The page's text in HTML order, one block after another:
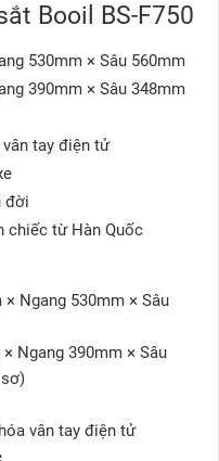
Booil BS-F750
530mm × Sâu 560mm
390mm × Sâu 348mm
tay điện tử
đời
chiếc từ Hàn Quốc
Ngang 530mm × Sâu
Ngang 390mm × Sâu
vân tay điện tử